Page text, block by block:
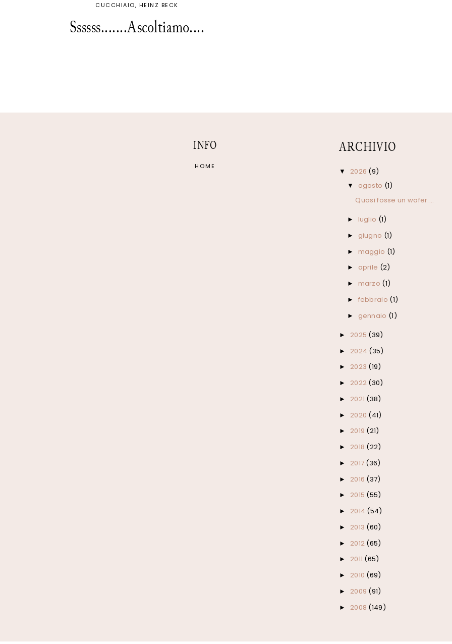
CUCCHIAIO
HEINZ BECK
Ssssss.......Ascoltiamo....
INFO
HOME
ARCHIVIO
▼ 2026 (9)
▼ agosto (1)
Quasi fosse un wafer....
► luglio (1)
► giugno (1)
► maggio (1)
► aprile (2)
► marzo (1)
► febbraio (1)
► gennaio (1)
► 2025 (39)
► 2024 (35)
► 2023 (19)
► 2022 (30)
► 2021 (38)
► 2020 (41)
► 2019 (21)
► 2018 (22)
► 2017 (36)
► 2016 (37)
► 2015 (55)
► 2014 (54)
► 2013 (60)
► 2012 (65)
► 2011 (65)
► 2010 (69)
► 2009 (91)
► 2008 (149)